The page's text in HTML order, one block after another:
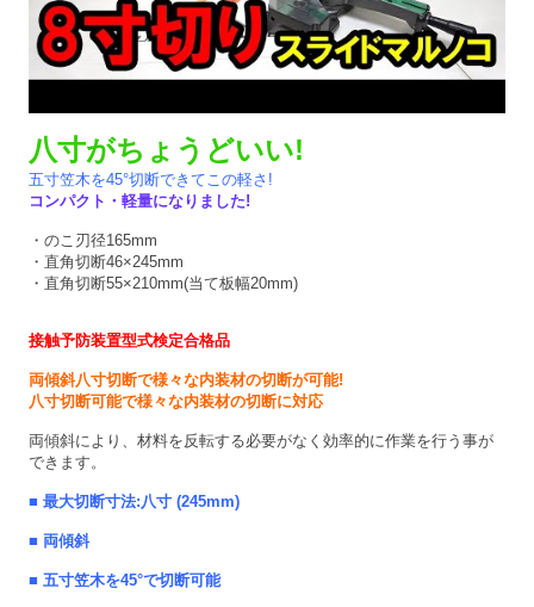
八寸がちょうどいい!
五寸笠木を45°切断できてこの軽さ!
コンパクト・軽量になりました!
・のこ刃径165mm
・直角切断46×245mm
・直角切断55×210mm(当て板幅20mm)
接触予防装置型式検定合格品
両傾斜八寸切断で様々な内装材の切断が可能!
八寸切断可能で様々な内装材の切断に対応
両傾斜により、材料を反転する必要がなく効率的に作業を行う事が
できます。
■ 最大切断寸法:八寸 (245mm)
■ 両傾斜
■ 五寸笠木を45°で切断可能